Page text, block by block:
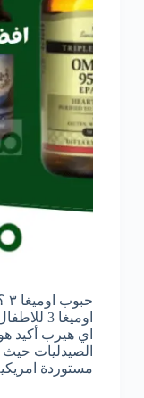
اوميغا 3
اي هيرب أكيد
الصيدليات
مستوردة